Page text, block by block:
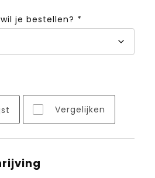
je bestellen? *
Vergelijken